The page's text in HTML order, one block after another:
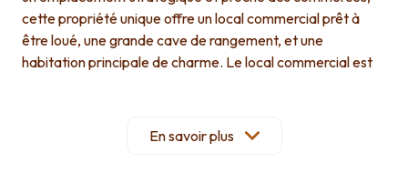
cette propriété unique offre un local commercial prêt à
être loué, une grande cave de rangement, et une
habitation principale de charme. Le local commercial est
emplacement privilégié, il attire une clientèle variée et
bénéficie d'une excellente visibilité. La maison principale,
En savoir plus